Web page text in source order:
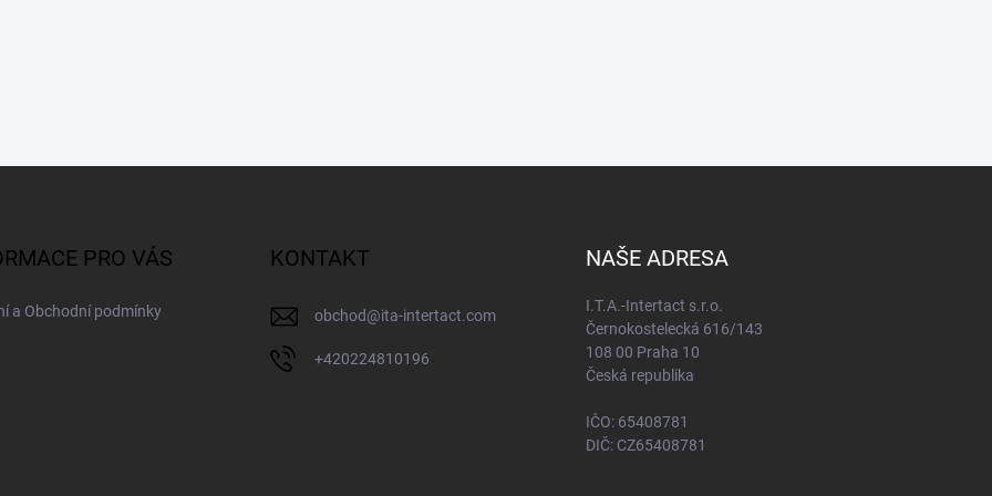
PRO VÁS
a Obchodní podmínky
KONTAKT
obchod@ita-intertact.com
+420224810196
NAŠE ADRESA
I.T.A.-Intertact s.r.o.
Černokostelecká 616/143
108 00 Praha 10
Česká republika
IČO: 65408781
DIČ: CZ65408781